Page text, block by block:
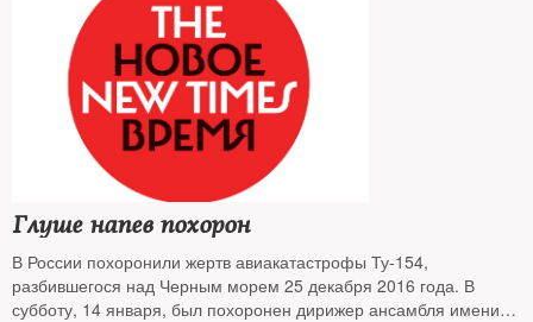
Глуше напев похорон
В России похоронили жертв авиакатастрофы Ту-154,
разбившегося над Черным морем 25 декабря 2016 года. В
субботу, 14 января, был похоронен дирижер ансамбля имени